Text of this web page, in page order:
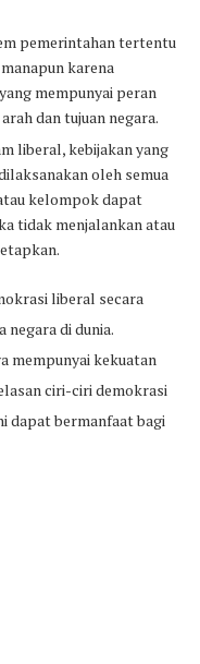
pemerintahan tertentu
karena
mempunyai peran
dan tujuan negara.
liberal, kebijakan yang
oleh semua
kelompok dapat
tidak menjalankan atau
liberal secara
negara di dunia.
mempunyai kekuatan
ciri-ciri demokrasi
dapat bermanfaat bagi